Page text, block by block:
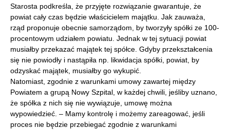
Starosta podkreśla, że przyjęte rozwiązanie gwarantuje, że
powiat cały czas będzie właścicielem majątku. Jak zauważa,
rząd proponuje obecnie samorządom, by tworzyły spółki ze 100-
procentowym udziałem powiatu. Jednak w tej sytuacji powiat
musiałby przekazać majątek tej spółce. Gdyby przekształcenia
się nie powiodły i nastąpiła np. likwidacja spółki, powiat, by
odzyskać majątek, musiałby go wykupić.
Natomiast, zgodnie z warunkami umowy zawartej między
Powiatem a grupą Nowy Szpital, w każdej chwili, jeśliby uznano,
że spółka z nich się nie wywiązuje, umowę można
wypowiedzieć. – Mamy kontrolę i możemy zareagować, jeśli
proces nie będzie przebiegać zgodnie z warunkami